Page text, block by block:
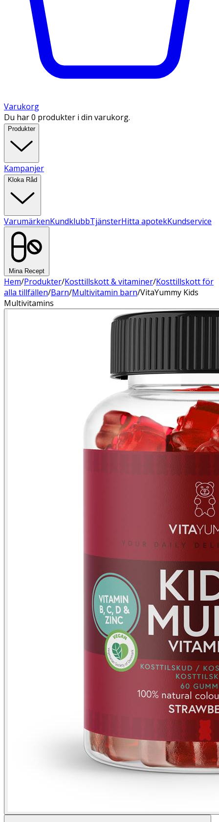
Varukorg
Du har 0 produkter i din varukorg.
Produkter
Kampanjer
Kloka Råd
VarumärkenKundklubbTjänsterHitta apotekKundservice
Mina Recept
Hem/Produkter/Kosttillskott & vitaminer/Kosttillskott för
alla tillfällen/Barn/Multivitamin barn/VitaYummy Kids
Multivitamins